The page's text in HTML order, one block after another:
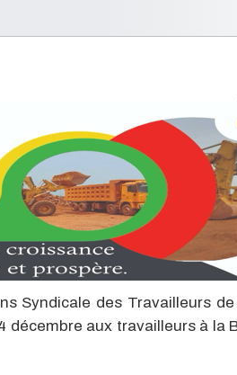
Syndicale des Travailleurs
aux travailleurs à la